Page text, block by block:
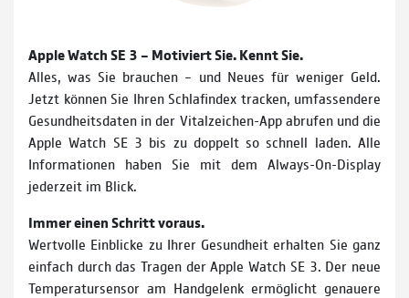
Apple Watch SE 3 – Motiviert Sie. Kennt Sie.
Alles, was Sie brauchen – und Neues für weniger Geld.
Jetzt können Sie Ihren Schlafindex tracken, umfassendere
Gesundheitsdaten in der Vitalzeichen-App abrufen und die
Apple Watch SE 3 bis zu doppelt so schnell laden. Alle
Informationen haben Sie mit dem Always-On-Display
jederzeit im Blick.
Immer einen Schritt voraus.
Wertvolle Einblicke zu Ihrer Gesundheit erhalten Sie ganz
einfach durch das Tragen der Apple Watch SE 3. Der neue
Temperatursensor am Handgelenk ermöglicht genauere